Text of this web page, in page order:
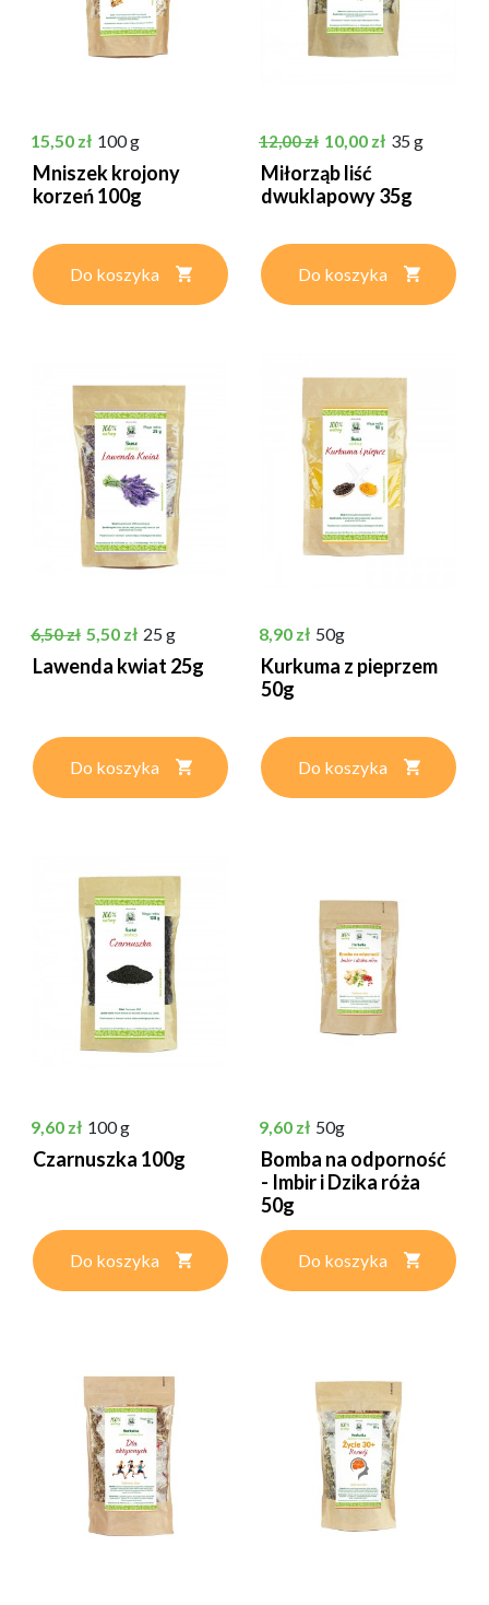
Cena
15,50 zł 100 g
Mniszek krojony
korzeń 100g
Do koszyka
Cena podstawowa
12,00 zł Cena
10,00 zł 35 g
Miłorząb liść
dwuklapowy 35g
Do koszyka
Cena podstawowa
6,50 zł Cena
5,50 zł 25 g
Lawenda kwiat 25g
Do koszyka
Cena
8,90 zł 50g
Kurkuma z pieprzem
50g
Do koszyka
Cena
9,60 zł 100 g
Czarnuszka 100g
Do koszyka
Cena
9,60 zł 50g
Bomba na odporność
- Imbir i Dzika róża
50g
Do koszyka